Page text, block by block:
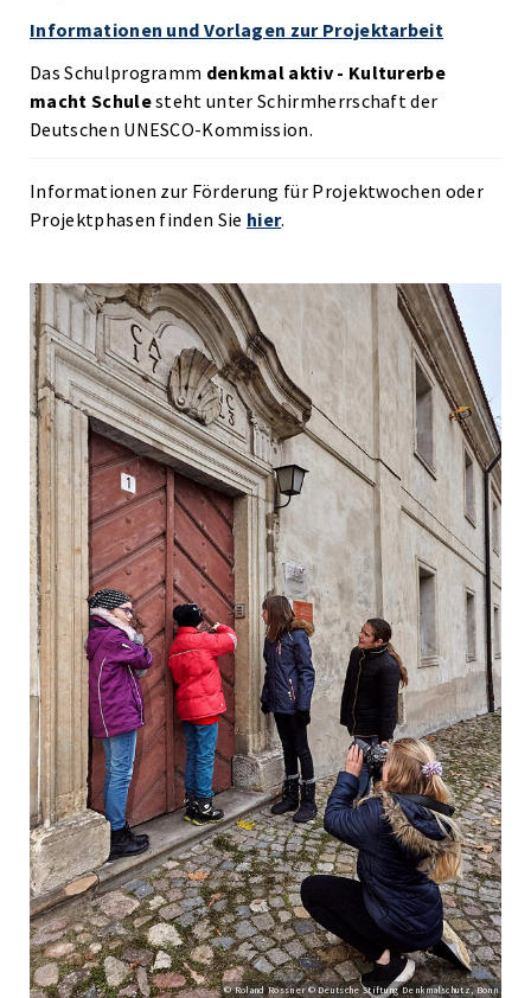
Informationen und Vorlagen zur Projektarbeit
Das Schulprogramm denkmal aktiv - Kulturerbe
macht Schulesteht unter Schirmherrschaft der
Deutschen UNESCO-Kommission.
Informationen zur Förderung für Projektwochen oder
Projektphasen finden Sie hier.
© Roland Rossner © Deutsche Stiftung Denkmalschutz, Bonn